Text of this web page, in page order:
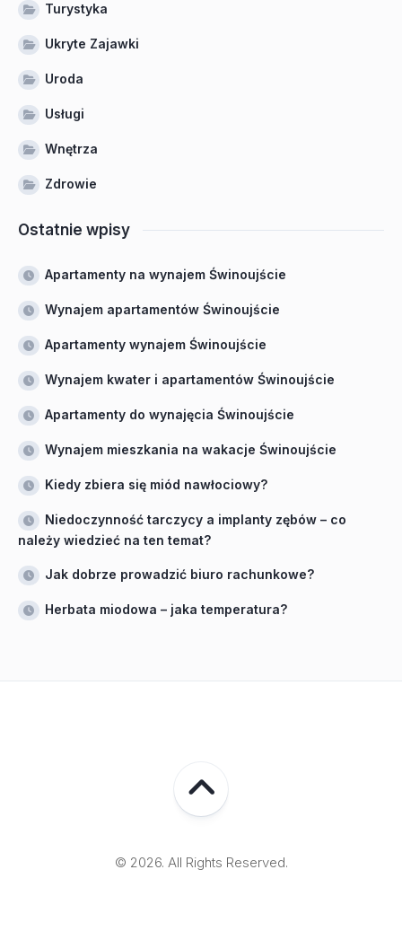
Turystyka
Ukryte Zajawki
Uroda
Usługi
Wnętrza
Zdrowie
Ostatnie wpisy
Apartamenty na wynajem Świnoujście
Wynajem apartamentów Świnoujście
Apartamenty wynajem Świnoujście
Wynajem kwater i apartamentów Świnoujście
Apartamenty do wynajęcia Świnoujście
Wynajem mieszkania na wakacje Świnoujście
Kiedy zbiera się miód nawłociowy?
Niedoczynność tarczycy a implanty zębów – co
należy wiedzieć na ten temat?
Jak dobrze prowadzić biuro rachunkowe?
Herbata miodowa – jaka temperatura?
© 2026. All Rights Reserved.